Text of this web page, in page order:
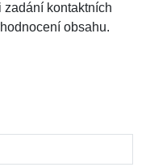
zadání kontaktních
obsahu.